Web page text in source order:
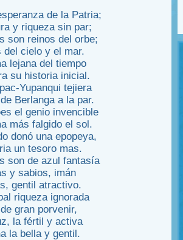
de la Patria;
y riqueza sin par;
son reinos del orbe;
del cielo y el mar.
lejana del tiempo
su historia inicial.
Yupanqui tejiera
Berlanga a la par.
el genio invencible
más falgido el sol.
donó una epopeya,
un tesoro mas.
son de azul fantasía
y sabios, imán
gentil atractivo.
riqueza ignorada
gran porvenir,
la fértil y activa
la bella y gentil.